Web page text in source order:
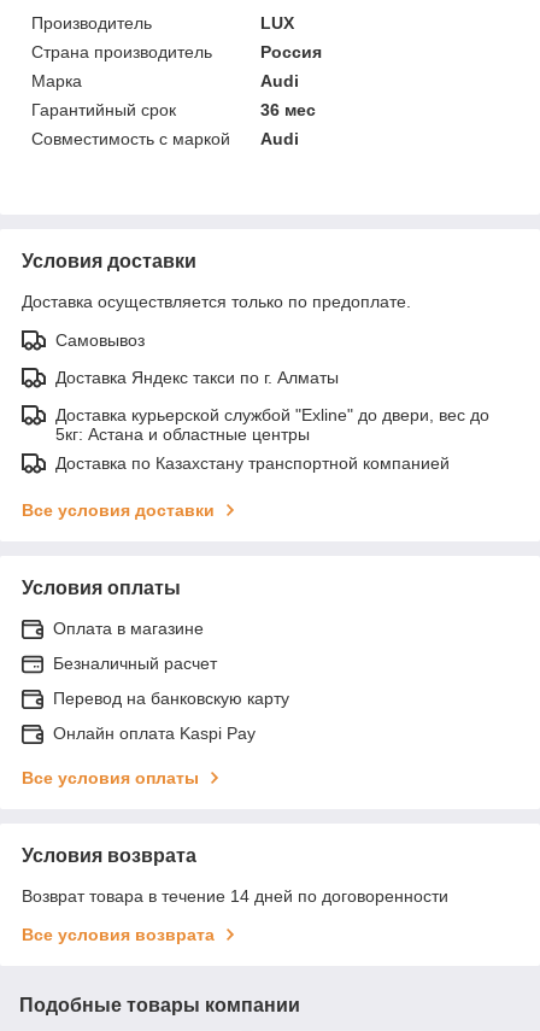
Производитель
LUX
Страна производитель
Россия
Марка
Audi
Гарантийный срок
36 мес
Совместимость с маркой
Audi
Условия доставки
Доставка осуществляется только по предоплате.
Самовывоз
Доставка Яндекс такси по г. Алматы
Доставка курьерской службой "Exline" до двери, вес до
5кг: Астана и областные центры
Доставка по Казахстану транспортной компанией
Все условия доставки
Условия оплаты
Оплата в магазине
Безналичный расчет
Перевод на банковскую карту
Онлайн оплата Kaspi Pay
Все условия оплаты
Условия возврата
Возврат товара в течение 14 дней по договоренности
Все условия возврата
Подобные товары компании